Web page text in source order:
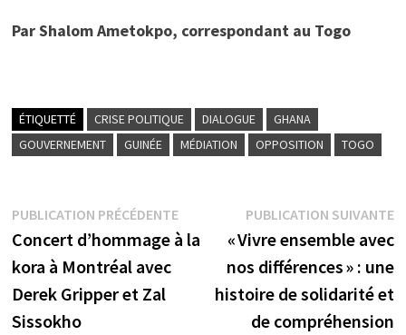
Par Shalom Ametokpo, correspondant au Togo
ÉTIQUETTÉ CRISE POLITIQUE DIALOGUE
GHANA
GOUVERNEMENT
GUINÉE MÉDIATION OPPOSITION TOGO
Navigation
de
l’article
PUBLICATION PRÉCÉDENTEPublication
précédente :
Concert d’hommage à la
kora à Montréal avec
Derek Gripper et Zal
Sissokho
PUBLICATION SUIVANTE
« Vivre ensemble avec
nos différences » : une
histoire de solidarité et
de compréhension